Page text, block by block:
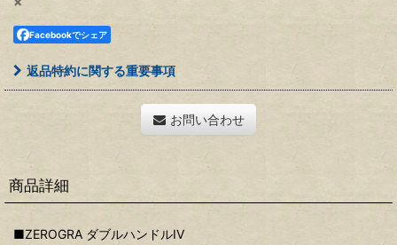
Facebookでシェア
返品特約に関する重要事項
お問い合わせ
商品詳細
■ZEROGRA ダブルハンドルIV